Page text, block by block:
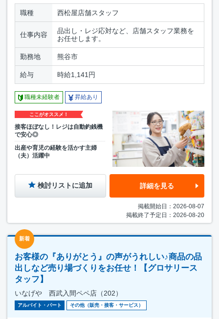
職種 西松屋店舗スタッフ
仕事内容
品出し・レジ応対など、店舗スタッフ業務を
お任せします。
勤務地 熊谷市
給与 時給1,141円
職種未経験者 昇給あり
ここがオススメ！
接客ほぼなし！レジは自動釣銭機
で安心◎
出産や育児の経験を活かす主婦
（夫）活躍中
検討リストに追加 詳細を見る
掲載開始日：2026-08-07
掲載終了予定日：2026-08-20
新着
お客様の『ありがとう』の声がうれしい♪商品の品
出しなど売り場づくりをお任せ！【グロサリース
タッフ】
いなげや 西武入間ペペ店（202）
アルバイト・パート その他（販売・接客・サービス）